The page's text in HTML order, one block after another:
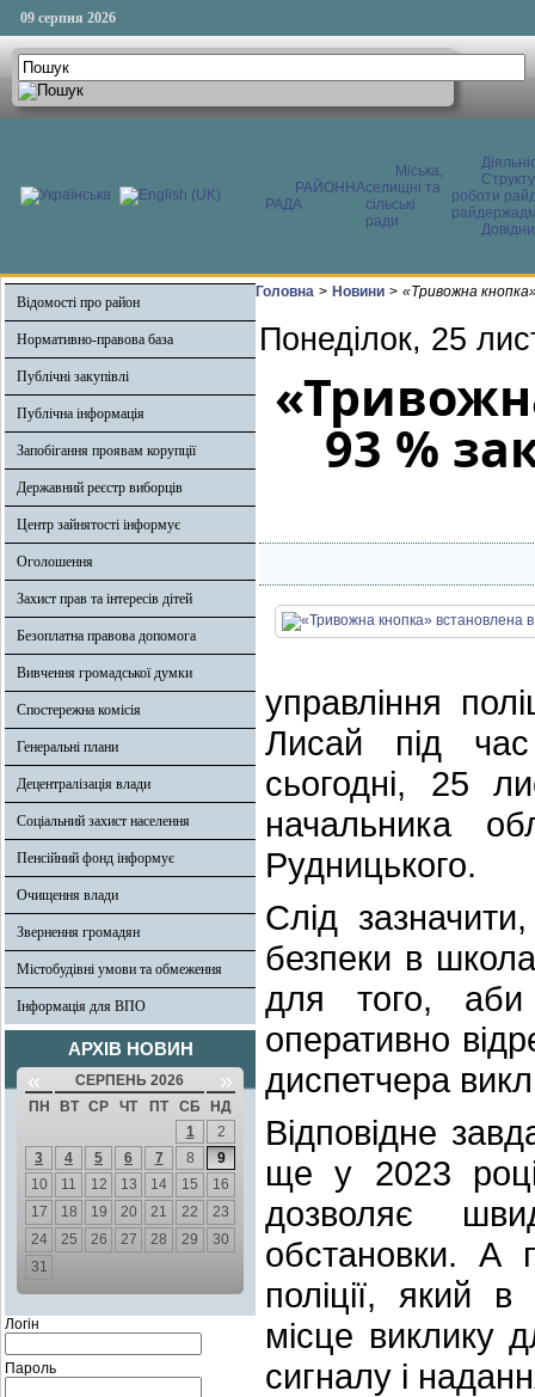
09 серпня 2026
РАЙОННА
РАДА
Міська,
селищні та
сільські
ради
роботи
Відомості про район
Нормативно-правова база
Публічні закупівлі
Публічна інформація
Запобігання проявам корупції
Державний реєстр виборців
Центр зайнятості інформує
Оголошення
Захист прав та інтересів дітей
Безоплатна правова допомога
Вивчення громадської думки
Спостережна комісія
Генеральні плани
Децентралізація влади
Соціальний захист населення
Пенсійний фонд інформує
Очищення влади
Звернення громадян
Містобудівні умови та обмеження
Інформація для ВПО
АРХІВ НОВИН
« СЕРПЕНЬ 2026 »
ПН ВТ СР ЧТ ПТ СБ
НД
1
2
3
4 5 6 7 8
9
10
11 12 13 14 15
16
17
18 19 20 21 22
23
24
25 26 27 28 29
30
31
Логін
Пароль
Головна > Новини > «Тривожна
Понеділок, 25
93 %
управління
Лисай під
сьогодні, 25
начальника
Рудницького.
Слід
безпеки в
для того, аби
оперативно
диспетчера
Відповідне
ще у 2023
дозволяє
обстановки. А
поліції, який
місце виклику
сигналу і